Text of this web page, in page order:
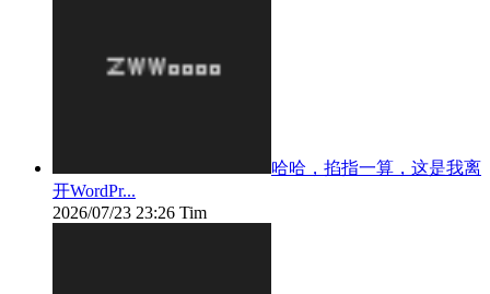
哈哈，掐指一算，这是我离
开WordPr...
2026/07/23 23:26 Tim